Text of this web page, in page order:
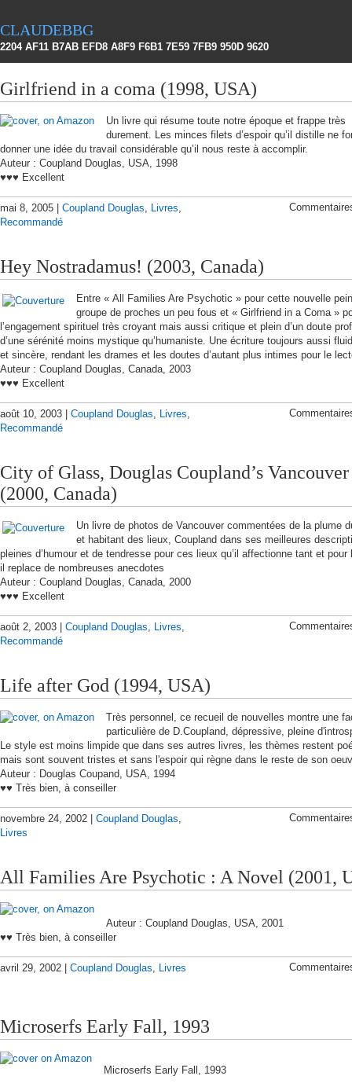
claudebbg
2204 AF11 B7AB EFD8 A8F9 F6B1 7E59 7FB9 950D 9620
Girlfriend in a coma (1998, USA)
Un livre qui résume toute notre époque et frappe très
durement. Les minces filets d’espoir qu’il distille ne
donner une idée du travail considérable qu’il nous reste à accomplir.
Auteur : Coupland Douglas, USA, 1998
♥♥♥ Excellent
mai 8, 2005 | Coupland Douglas, Livres,
Recommandé
Hey Nostradamus! (2003, Canada)
Entre « All Families Are Psychotic » pour cette nouvelle
groupe de proches un peu fous et « Girlfriend in a Coma »
l’engagement spirituel très croyant mais aussi critique et plein d’un doute
d’une sérénité moins mystique qu’humaniste. Une écriture toujours aussi
et sincère, rendant les drames et les doutes d’autant plus intimes pour le
Auteur : Coupland Douglas, Canada, 2003
♥♥♥ Excellent
août 10, 2003 | Coupland Douglas, Livres,
Recommandé
City of Glass, Douglas Coupland’s Vancouver
(2000, Canada)
Un livre de photos de Vancouver commentées de la plume
et habitant des lieux, Coupland dans ses meilleures
pleines d’humour et de tendresse pour ces lieux qu’il affectionne tant et pour
il replace de nombreuses anecdotes
Auteur : Coupland Douglas, Canada, 2000
♥♥♥ Excellent
août 2, 2003 | Coupland Douglas, Livres,
Recommandé
Life after God (1994, USA)
Très personnel, ce recueil de nouvelles montre une
particulière de D.Coupland, dépressive, pleine
Le style est moins limpide que dans ses autres livres, les thèmes restent
mais sont souvent tristes et sans l'espoir qui règne dans le reste de son
Auteur : Douglas Coupand, USA, 1994
♥♥ Très bien, à conseiller
novembre 24, 2002 | Coupland Douglas,
Livres
All Families Are Psychotic : A Novel (2001,
Auteur : Coupland Douglas, USA, 2001
♥♥ Très bien, à conseiller
avril 29, 2002 | Coupland Douglas, Livres
Microserfs Early Fall, 1993
Microserfs Early Fall, 1993